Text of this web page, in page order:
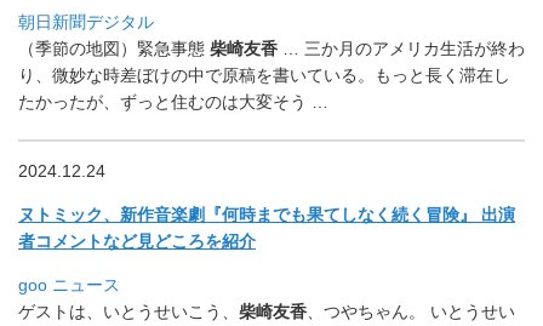
朝日新聞デジタル
（季節の地図）緊急事態 柴崎友香 … 三か月のアメリカ生活が終わ
り、 微妙な時差ぼけの中で原稿を書いている。
もっと長く滞在し
たかったが、ずっと住むのは大変そう …
2024.12.24
ヌトミック、新作音楽劇『何時までも果てしなく続く冒険』 出演
者コメントなど見どころを紹介
goo ニュース
ゲストは、いとうせいこう、 柴崎友香 、つやちゃん。 いとうせい